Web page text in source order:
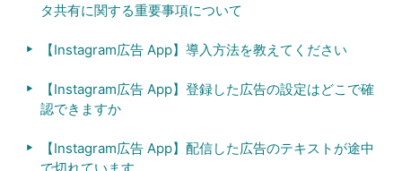
タ共有に関する重要事項について
【Instagram広告 App】導入方法を教えてください
【Instagram広告 App】登録した広告の設定はどこで確
認できますか
【Instagram広告 App】配信した広告のテキストが途中